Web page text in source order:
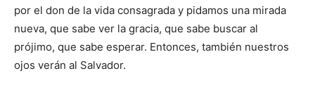
por el don de la vida consagrada y pidamos una mirada
nueva, que sabe ver la gracia, que sabe buscar al
prójimo, que sabe esperar. Entonces, también nuestros
ojos verán al Salvador.